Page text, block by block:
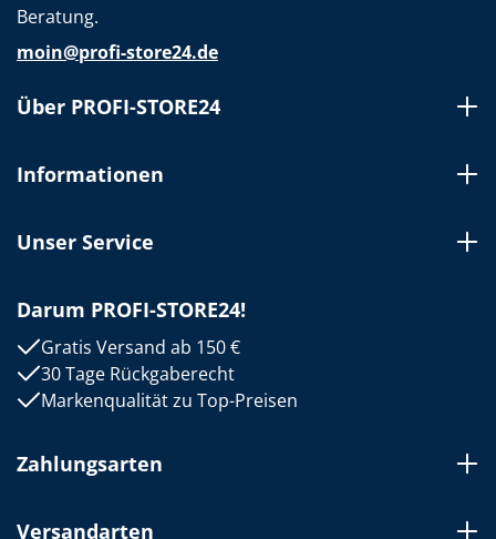
Beratung.
moin@profi-store24.de
Über PROFI-STORE24
Informationen
Unser Service
Darum PROFI-STORE24!
Gratis Versand ab 150 €
30 Tage Rückgaberecht
Markenqualität zu Top-Preisen
Zahlungsarten
Versandarten